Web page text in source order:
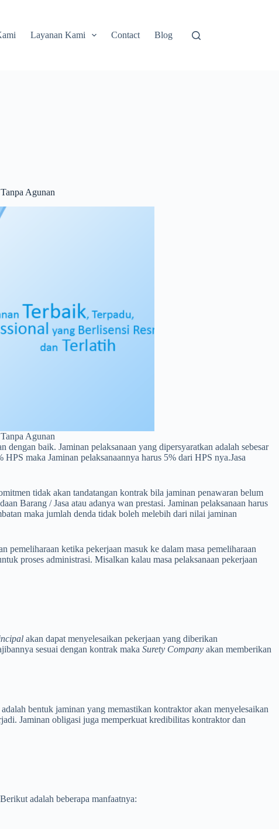
Layanan Kami Contact Blog
Agunan
Agunan
dengan baik. Jaminan pelaksanaan yang dipersyaratkan adalah sebesar
maka Jaminan pelaksanaannya harus 5% dari HPS nya.Jasa
tidak akan tandatangan kontrak bila jaminan penawaran belum
Barang / Jasa atau adanya wan prestasi. Jaminan pelaksanaan harus
maka jumlah denda tidak boleh melebih dari nilai jaminan
pemeliharaan ketika pekerjaan masuk ke dalam masa pemeliharaan
proses administrasi. Misalkan kalau masa pelaksanaan pekerjaan
al akan dapat menyelesaikan pekerjaan yang diberikan
sesuai dengan kontrak maka Surety Company akan memberikan
bentuk jaminan yang memastikan kontraktor akan menyelesaikan
Jaminan obligasi juga memperkuat kredibilitas kontraktor dan
adalah beberapa manfaatnya: